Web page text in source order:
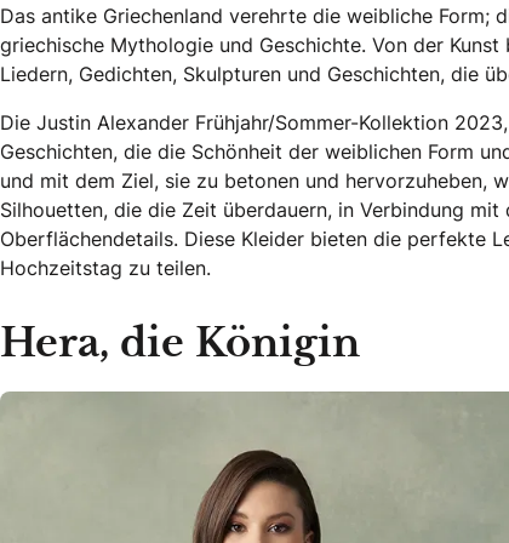
Das antike Griechenland verehrte die weibliche Form;
griechische Mythologie und Geschichte. Von der
Liedern, Gedichten, Skulpturen und Geschichten, die
Die Justin Alexander Frühjahr/Sommer-Kollektion
Geschichten, die die Schönheit der weiblichen Form
und mit dem Ziel, sie zu betonen und hervorzuheben,
Silhouetten, die die Zeit überdauern, in Verbindung
Oberflächendetails. Diese Kleider bieten die perfekte
Hochzeitstag zu teilen.
Hera, die Königin